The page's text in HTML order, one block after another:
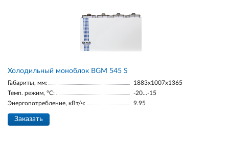
Холодильный моноблок BGМ 545 S
Габариты, мм:
1883х1007х1365
Темп. режим, °С:
-20...-15
Энергопотребление, кВт/ч:
9.95
Заказать